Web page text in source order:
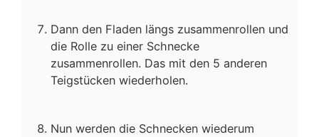
Dann den Fladen längs zusammenrollen und
die Rolle zu einer Schnecke
zusammenrollen. Das mit den 5 anderen
Teigstücken wiederholen.
Nun werden die Schnecken wiederum